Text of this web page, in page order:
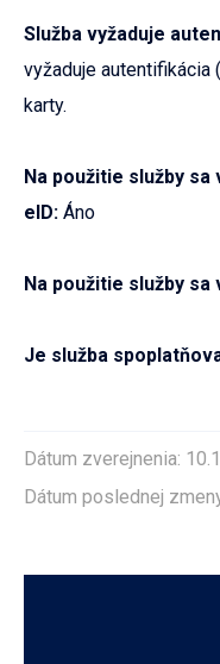
Služba vyžaduje
vyžaduje autentifikácia
karty.
Na použitie služby
eID: Áno
Na použitie služby sa
Je služba
Dátum zverejnenia:
Dátum poslednej